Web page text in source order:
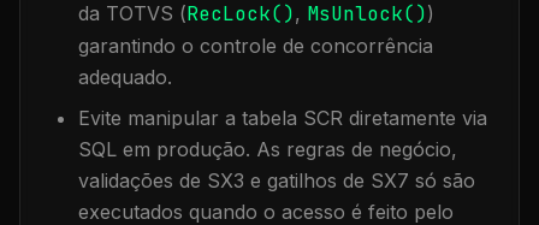
da TOTVS (RecLock(), MsUnlock())
garantindo o controle de concorrência
adequado.
Evite manipular a tabela SCR diretamente via
SQL em produção. As regras de negócio,
validações de SX3 e gatilhos de SX7 só são
executados quando o acesso é feito pelo